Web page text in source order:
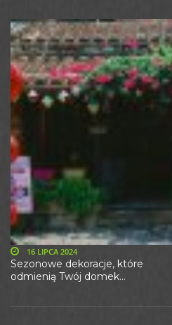
Sezonowe dekoracje, które
odmienią Twój domek...
16 LIPCA 2024